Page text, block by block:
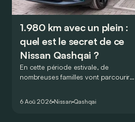
1.980 km avec un plein :
quel est le secret de ce
Nissan Qashqai ?
En cette période estivale, de
nombreuses familles vont parcourir
Qashqai e-Power, il serait possible de
6 Aoû 2026 Nissan Qashqai